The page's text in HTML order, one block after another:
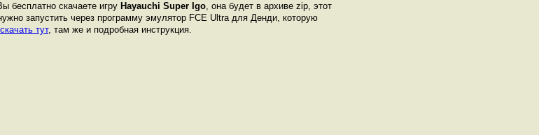
бесплатно скачаете игру Hayauchi Super Igo, она будет в архиве zip, этот
запустить через программу эмулятор FCE Ultra для Денди, которую
скачать тут, там же и подробная инструкция.